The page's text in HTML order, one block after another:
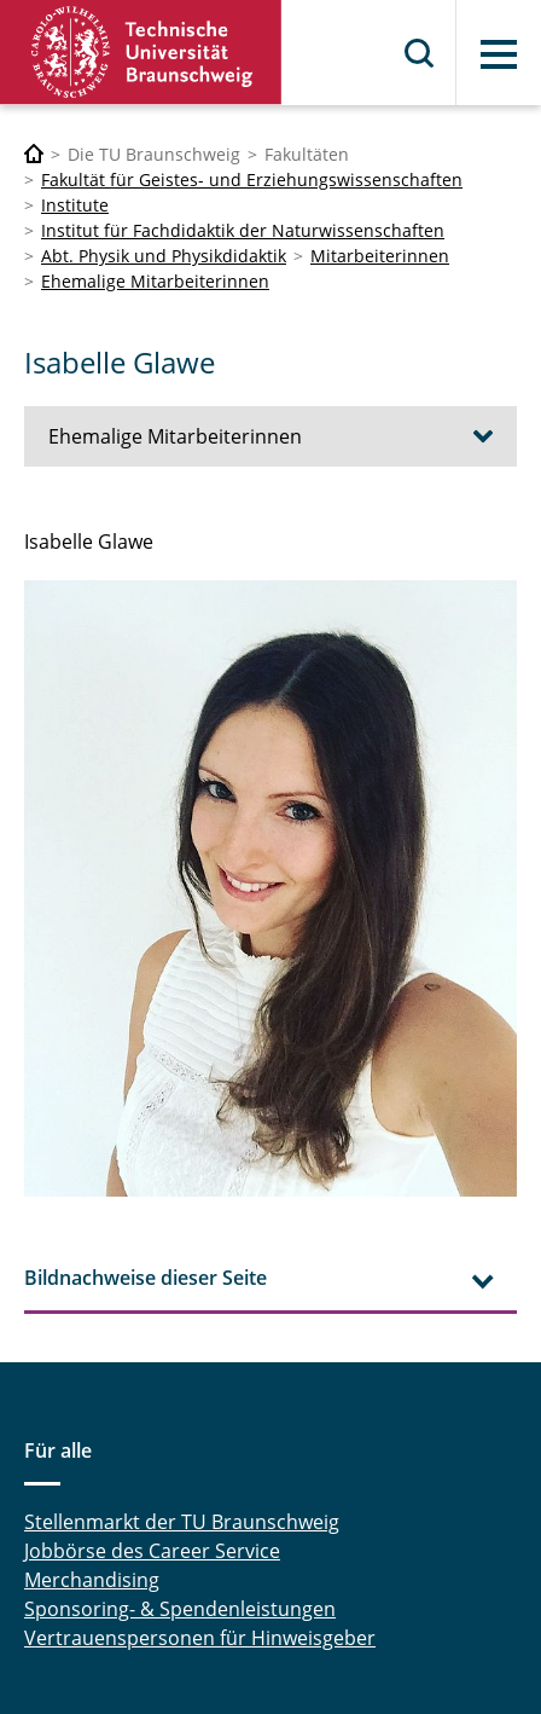
Menü
Die TU Braunschweig
Fakultäten
Fakultät für Geistes- und Erziehungswissenschaften
Institute
Institut für Fachdidaktik der Naturwissenschaften
Abt. Physik und Physikdidaktik
Mitarbeiterinnen
Ehemalige Mitarbeiterinnen
Isabelle Glawe
Ehemalige Mitarbeiterinnen
Dr. Malte Ubben
Dr. Oxana Mishina
Reinhard Böhm
Dr. Kai Brandhorst
Thomas Dammaschke
Susanne Fielitz
Dr. Torsten Franz
Isabelle Glawe
Dipl.-Päd. Silke Gralfs
Prof. em. Dr. K-H Gronemeier
Dr. Teresa Hilger geb. Henning
Gowtham Muthusamy
Dr. Dörte Sonntag
Lena Schenk
Isabelle Glawe
Bildnachweise dieser Seite
Für alle
Stellenmarkt der TU Braunschweig
Jobbörse des Career Service
Merchandising
Sponsoring- & Spendenleistungen
Vertrauenspersonen für Hinweisgeber